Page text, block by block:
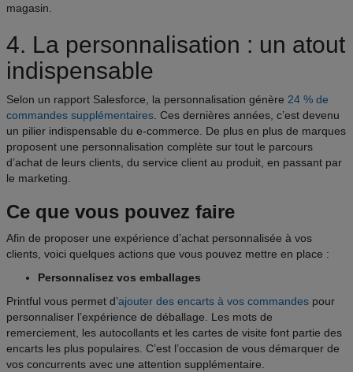
magasin.
4. La personnalisation : un atout
indispensable
Selon un rapport Salesforce, la personnalisation génère 24 % de
commandes supplémentaires. Ces dernières années, c’est devenu
un pilier indispensable du e-commerce. De plus en plus de marques
proposent une personnalisation complète sur tout le parcours
d’achat de leurs clients, du service client au produit, en passant par
le marketing.
Ce que vous pouvez faire
Afin de proposer une expérience d’achat personnalisée à vos
clients, voici quelques actions que vous pouvez mettre en place :
Personnalisez vos emballages
Printful vous permet d’ajouter des encarts à vos commandes pour
personnaliser l’expérience de déballage. Les mots de
remerciement, les autocollants et les cartes de visite font partie des
encarts les plus populaires. C’est l’occasion de vous démarquer de
vos concurrents avec une attention supplémentaire.